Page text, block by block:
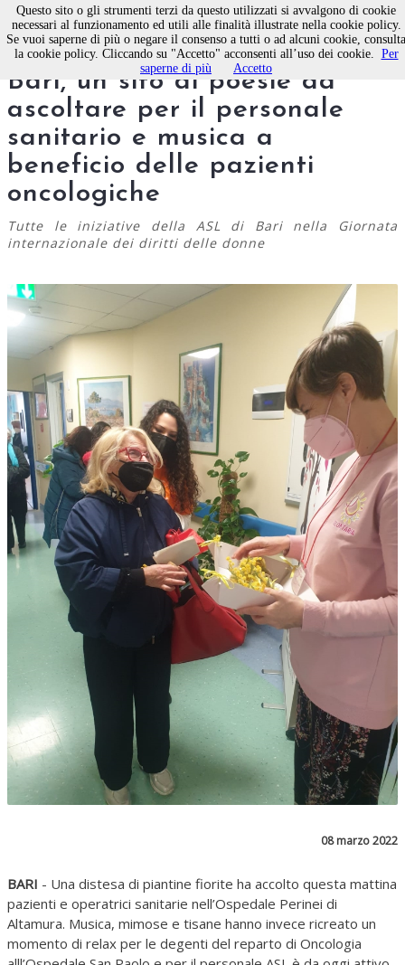
8 Marzo, fiori in ospedale a
Bari, un sito di poesie da
ascoltare per il personale
sanitario e musica a
beneficio delle pazienti
oncologiche
Tutte le iniziative della ASL di Bari nella Giornata
internazionale dei diritti delle donne
08 marzo 2022
BARI - Una distesa di piantine fiorite ha accolto questa mattina
pazienti e operatrici sanitarie nell’Ospedale Perinei di
Altamura. Musica, mimose e tisane hanno invece ricreato un
momento di relax per le degenti del reparto di Oncologia
Questo sito o gli strumenti terzi da questo utilizzati si avvalgono di cookie
necessari al funzionamento ed utili alle finalità illustrate nella cookie policy.
Se vuoi saperne di più o negare il consenso a tutti o ad alcuni cookie, consulta
la cookie policy. Cliccando su "Accetto" acconsenti all’uso dei cookie. Per
saperne di più
Accetto